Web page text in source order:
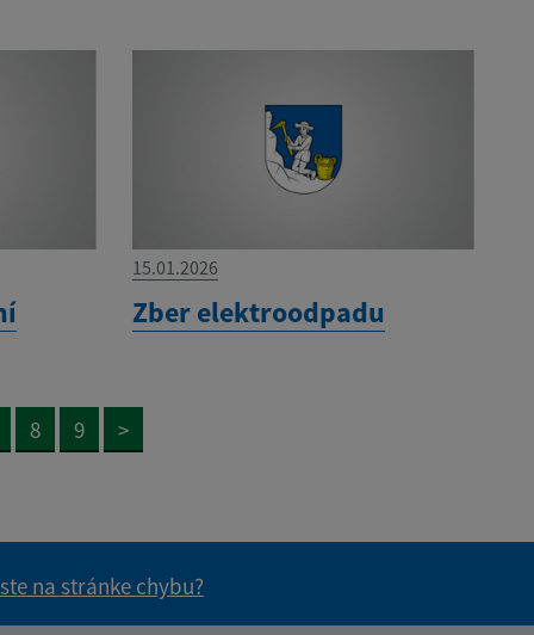
15.01.2026
Zber elektroodpadu
8 9 >
na stránke chybu?